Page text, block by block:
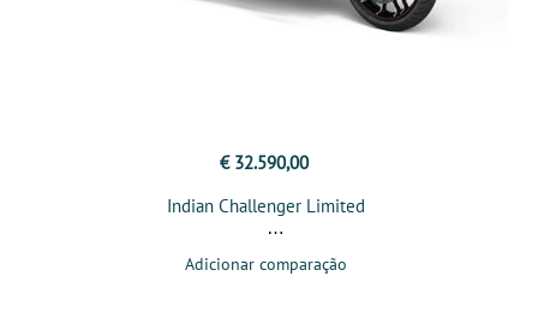
€ 32.590,00
Indian Challenger Limited
Adicionar comparação